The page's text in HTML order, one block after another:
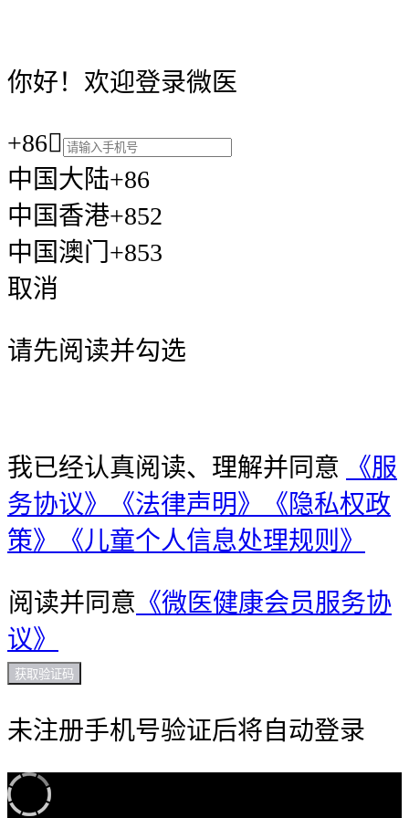
你好！欢迎登录微医
+86
中国大陆+86
中国香港+852
中国澳门+853
取消
请先阅读并勾选
我已经认真阅读、理解并同意
《服
务协议》
《法律声明》
《隐私权政
策》
《儿童个人信息处理规则》
阅读并同意 《微医健康会员服务协
议》
获取验证码
未注册手机号验证后将自动登录